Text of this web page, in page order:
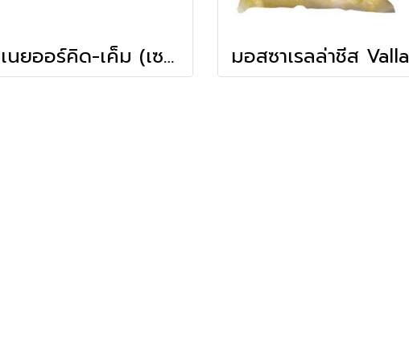
เนยออร์คิด-เค็ม (เซฟช้อยส์) มอสซาเรลล่าชีส Valla